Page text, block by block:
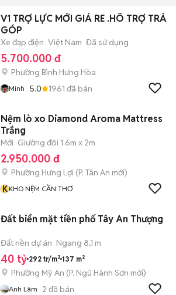
V1 TRỢ LỰC MỚI GIÁ RE .HÔ TRỢ TRẢ
GÓP
Xe đạp điện Việt Nam Đã sử dụng
5.700.000 đ
Phường Bình Hưng Hòa
Minh 5.0 1961 đã bán
Nệm lò xo Diamond Aroma Mattress
Trắng
Mới Giường đôi 1.6m x 2m
2.950.000 đ
Phường Hưng Lợi (P. Tân An mới)
KKHO NỆM CẦN THƠ
Đất biển mặt tiền phố Tây An Thượng
Đất nền dự án Ngang 8,1 m
40 tỷ 292 tr/m² 137 m²
Phường Mỹ An (P. Ngũ Hành Sơn mới)
Anh Lâm 2 đã bán